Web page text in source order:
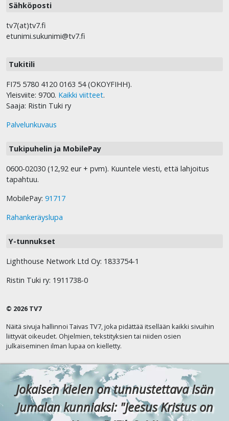
Sähköposti
tv7(at)tv7.fi
etunimi.sukunimi@tv7.fi
Tukitili
FI75 5780 4120 0163 54 (OKOYFIHH).
Yleisviite: 9700. Kaikki viitteet.
Saaja: Ristin Tuki ry
Palvelunkuvaus
Tukipuhelin ja MobilePay
0600-02030 (12,92 eur + pvm). Kuuntele viesti, että lahjoitus
tapahtuu.
MobilePay: 91717
Rahankeräyslupa
Y-tunnukset
Lighthouse Network Ltd Oy: 1833754-1
Ristin Tuki ry: 1911738-0
© 2026 TV7
Näitä sivuja hallinnoi Taivas TV7, joka pidättää itsellään kaikki sivuihin
liittyvät oikeudet. Ohjelmien, tekstityksien tai niiden osien
julkaiseminen ilman lupaa on kielletty.
Jokaisen kielen on tunnustettava Isän
Jumalan kunniaksi: "Jeesus Kristus on